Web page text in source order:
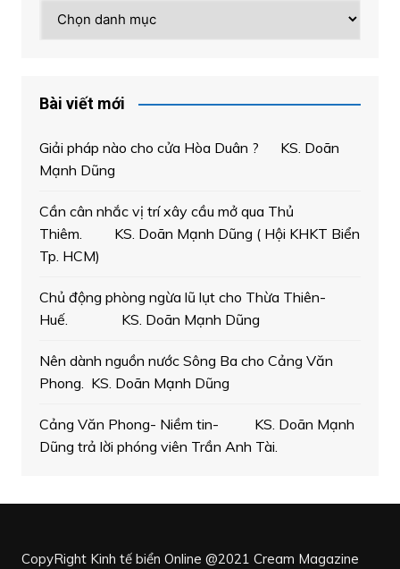
mục
Bài viết mới
Giải pháp nào cho cửa Hòa Duân ? KS. Doãn
Mạnh Dũng
Cần cân nhắc vị trí xây cầu mở qua Thủ
Thiêm. KS. Doãn Mạnh Dũng ( Hội KHKT Biển
Tp. HCM)
Chủ động phòng ngừa lũ lụt cho Thừa Thiên-
Huế. KS. Doãn Mạnh Dũng
Nên dành nguồn nước Sông Ba cho Cảng Văn
Phong. KS. Doãn Mạnh Dũng
Cảng Văn Phong- Niềm tin- KS. Doãn Mạnh
Dũng trả lời phóng viên Trần Anh Tài.
CopyRight Kinh tế biển Online @2021 Cream Magazine